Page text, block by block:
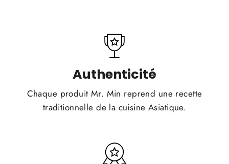
Authenticité
Chaque produit Mr. Min reprend une recette
traditionnelle de la cuisine Asiatique.